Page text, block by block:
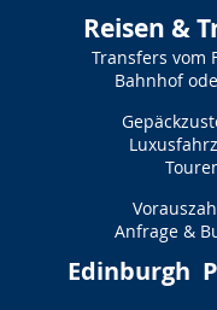
Reisen &
Transfers vom
Bahnhof
Anfrage &
Edinburgh